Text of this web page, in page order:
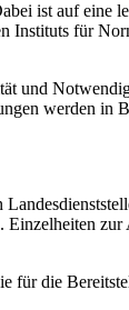
ist auf eine
Instituts für
und
werden in
Einzelheiten
für die